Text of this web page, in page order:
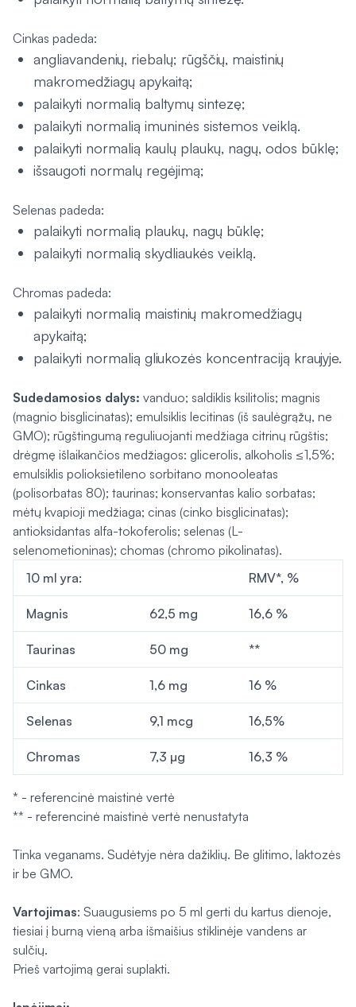
Cinkas padeda:
angliavandenių, riebalų; rūgščių, maistinių
makromedžiagų apykaitą;
palaikyti normalią baltymų sintezę;
palaikyti normalią imuninės sistemos veiklą.
palaikyti normalią kaulų plaukų, nagų, odos būklę;
išsaugoti normalų regėjimą;
Selenas padeda:
palaikyti normalią plaukų, nagų būklę;
palaikyti normalią skydliaukės veiklą.
Chromas padeda:
palaikyti normalią maistinių makromedžiagų
apykaitą;
palaikyti normalią gliukozės koncentraciją kraujyje.
Sudedamosios dalys: vanduo; saldiklis ksilitolis; magnis
(magnio bisglicinatas); emulsiklis lecitinas (iš saulėgrąžų, ne
GMO); rūgštingumą reguliuojanti medžiaga citrinų rūgštis;
drėgmę išlaikančios medžiagos: glicerolis, alkoholis ≤1,5%;
emulsiklis polioksietileno sorbitano monooleatas
(polisorbatas 80); taurinas; konservantas kalio sorbatas;
mėtų kvapioji medžiaga; cinas (cinko bisglicinatas);
antioksidantas alfa-tokoferolis; selenas (L-
selenometioninas); chomas (chromo pikolinatas).
10 ml yra:
RMV*, %
Magnis 62,5 mg 16,6 %
Taurinas 50 mg **
Cinkas 1,6 mg 16 %
Selenas 9,1 mcg 16,5%
Chromas 7,3 µg 16,3 %
* - referencinė maistinė vertė
** - referencinė maistinė vertė nenustatyta
Tinka veganams. Sudėtyje nėra dažiklių. Be glitimo, laktozės
ir be GMO.
Vartojimas: Suaugusiems po 5 ml gerti du kartus dienoje,
tiesiai į burną vieną arba išmaišius stiklinėje vandens ar
sulčių.
Prieš vartojimą gerai suplakti.